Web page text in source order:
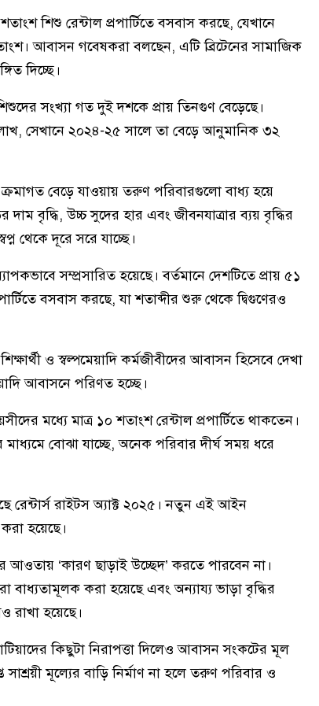
শিশু রেন্টাল প্রপার্টিতে বসবাস করছে, যেখানে
আবাসন গবেষকরা বলছেন, এটি ব্রিটেনের সামাজিক
দিচ্ছে।
সংখ্যা গত দুই দশকে প্রায় তিনগুণ বেড়েছে।
সেখানে ২০২৪-২৫ সালে তা বেড়ে আনুমানিক ৩২
বেড়ে যাওয়ায় তরুণ পরিবারগুলো বাধ্য হয়ে
দাম বৃদ্ধি, উচ্চ সুদের হার এবং জীবনযাত্রার ব্যয় বৃদ্ধির
থেকে দূরে সরে যাচ্ছে।
সম্প্রসারিত হয়েছে। বর্তমানে দেশটিতে প্রায় ৫১
বসবাস করছে, যা শতাব্দীর শুরু থেকে দ্বিগুণেরও
ও স্বল্পমেয়াদি কর্মজীবীদের আবাসন হিসেবে দেখা
আবাসনে পরিণত হচ্ছে।
মধ্যে মাত্র ১০ শতাংশ রেন্টাল প্রপার্টিতে থাকতেন।
বোঝা যাচ্ছে, অনেক পরিবার দীর্ঘ সময় ধরে
রেন্টার্স রাইটস অ্যাক্ট ২০২৫। নতুন এই আইন
হয়েছে।
‘কারণ ছাড়াই উচ্ছেদ’ করতে পারবেন না।
বাধ্যতামূলক করা হয়েছে এবং অন্যায্য ভাড়া বৃদ্ধির
রাখা হয়েছে।
কিছুটা নিরাপত্তা দিলেও আবাসন সংকটের মূল
মূল্যের বাড়ি নির্মাণ না হলে তরুণ পরিবার ও